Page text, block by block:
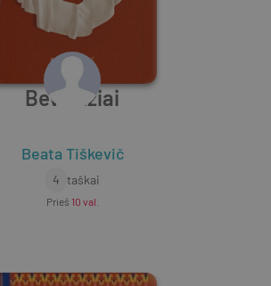
Beveidžiai
Beata Tiškevič
4 taškai
Prieš 10 val.